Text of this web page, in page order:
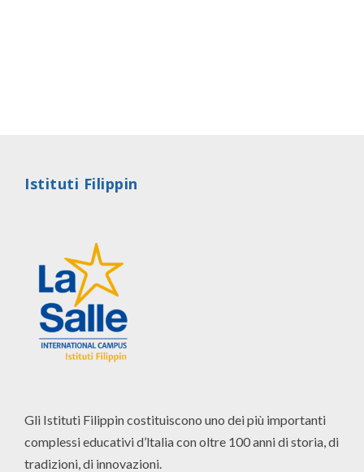
Istituti Filippin
Gli Istituti Filippin costituiscono uno dei più importanti
complessi educativi d’ltalia con oltre 100 anni di storia, di
tradizioni, di innovazioni.